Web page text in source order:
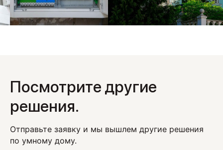
Посмотрите другие
решения.
Отправьте заявку и мы вышлем другие решения
по умному дому.